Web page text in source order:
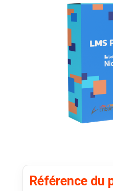
Référence du